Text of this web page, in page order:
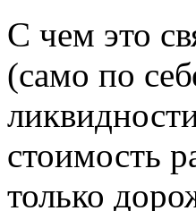
С чем это
(само по
стоимость
только